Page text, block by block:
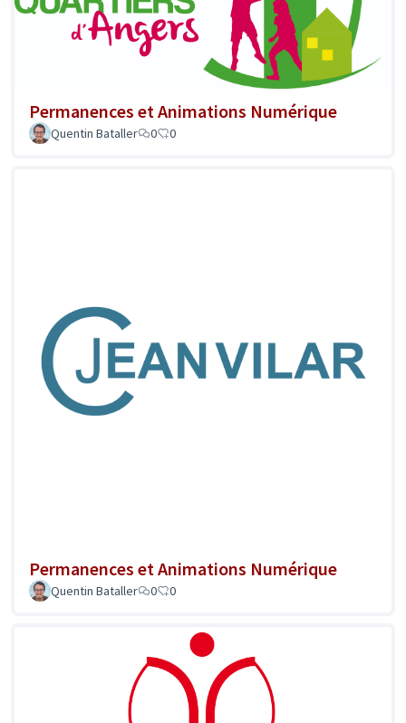
Permanences et Animations Numérique
Quentin Bataller 0 0
Permanences et Animations Numérique
Quentin Bataller 0 0